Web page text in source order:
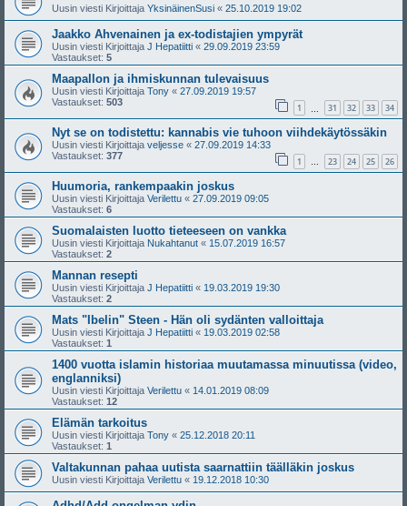
Uusin viesti Kirjoittaja YksinäinenSusi « 25.10.2019 19:02
Jaakko Ahvenainen ja ex-todistajien ympyrät
Uusin viesti Kirjoittaja J Hepatiitti « 29.09.2019 23:59
Vastaukset: 5
Maapallon ja ihmiskunnan tulevaisuus
Uusin viesti Kirjoittaja Tony « 27.09.2019 19:57
Vastaukset: 503 1 31 32 33 34
Nyt se on todistettu: kannabis vie tuhoon viihdekäytössäkin
Uusin viesti Kirjoittaja veljesse « 27.09.2019 14:33
Vastaukset: 377 1 … 23 24 25 26
Huumoria, rankempaakin joskus
Uusin viesti Kirjoittaja Verilettu « 27.09.2019 09:05
Vastaukset: 6
Suomalaisten luotto tieteeseen on vankka
Uusin viesti Kirjoittaja Nukahtanut « 15.07.2019 16:57
Vastaukset: 2
Mannan resepti
Uusin viesti Kirjoittaja J Hepatiitti « 19.03.2019 19:30
Vastaukset: 2
Mats "Ibelin" Steen - Hän oli sydänten valloittaja
Uusin viesti Kirjoittaja J Hepatiitti « 19.03.2019 02:58
Vastaukset: 1
1400 vuotta islamin historiaa muutamassa minuutissa (video,
englanniksi)
Uusin viesti Kirjoittaja Verilettu « 14.01.2019 08:09
Vastaukset: 12
Elämän tarkoitus
Uusin viesti Kirjoittaja Tony « 25.12.2018 20:11
Vastaukset: 1
Valtakunnan pahaa uutista saarnattiin täälläkin joskus
Uusin viesti Kirjoittaja Verilettu « 19.12.2018 10:30